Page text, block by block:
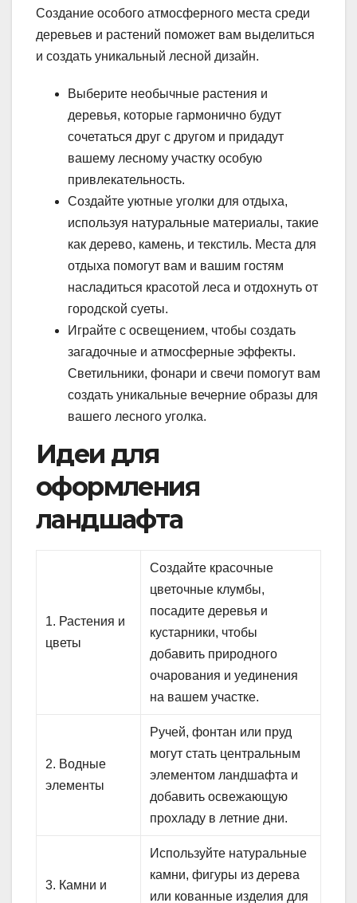
Создание особого атмосферного места среди
деревьев и растений поможет вам выделиться
и создать уникальный лесной дизайн.
Выберите необычные растения и
деревья, которые гармонично будут
сочетаться друг с другом и придадут
вашему лесному участку особую
привлекательность.
Создайте уютные уголки для отдыха,
используя натуральные материалы, такие
как дерево, камень, и текстиль. Места для
отдыха помогут вам и вашим гостям
насладиться красотой леса и отдохнуть от
городской суеты.
Играйте с освещением, чтобы создать
загадочные и атмосферные эффекты.
Светильники, фонари и свечи помогут вам
создать уникальные вечерние образы для
вашего лесного уголка.
Идеи для
оформления
ландшафта
1. Растения и
цветы
Создайте красочные
цветочные клумбы,
посадите деревья и
кустарники, чтобы
добавить природного
очарования и уединения
на вашем участке.
2. Водные
элементы
Ручей, фонтан или пруд
могут стать центральным
элементом ландшафта и
добавить освежающую
прохладу в летние дни.
3. Камни и
Используйте натуральные
камни, фигуры из дерева
или кованные изделия для